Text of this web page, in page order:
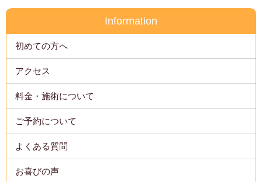
Information
初めての方へ
アクセス
料金・施術について
ご予約について
よくある質問
お喜びの声